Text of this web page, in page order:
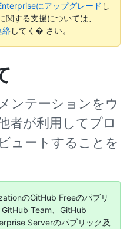
にアップグレード し
する支援については、
絡してく� さい。
ンテーションをウ
者が利用してプロ
ュートすることを
のGitHub Freeのパブリ
Team、GitHub
Serverのパブリック及